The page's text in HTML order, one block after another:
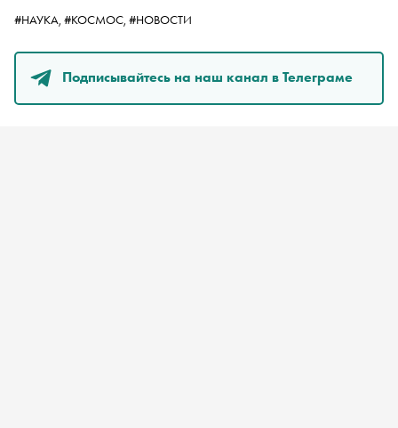
#НАУКА, #КОСМОС, #НОВОСТИ
Подписывайтесь на наш канал в Телеграме